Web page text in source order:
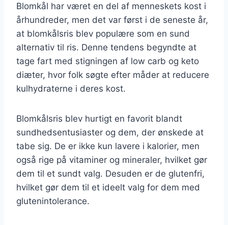
Blomkål har været en del af menneskets kost i
århundreder, men det var først i de seneste år,
at blomkålsris blev populære som en sund
alternativ til ris. Denne tendens begyndte at
tage fart med stigningen af low carb og keto
diæter, hvor folk søgte efter måder at reducere
kulhydraterne i deres kost.
Blomkålsris blev hurtigt en favorit blandt
sundhedsentusiaster og dem, der ønskede at
tabe sig. De er ikke kun lavere i kalorier, men
også rige på vitaminer og mineraler, hvilket gør
dem til et sundt valg. Desuden er de glutenfri,
hvilket gør dem til et ideelt valg for dem med
glutenintolerance.